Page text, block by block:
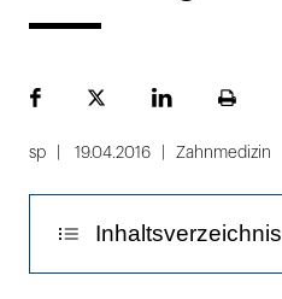
FacebookPlattformLinekdInSeite
sp 19.04.2016 Zahnmedizin
Inhaltsverzeichnis